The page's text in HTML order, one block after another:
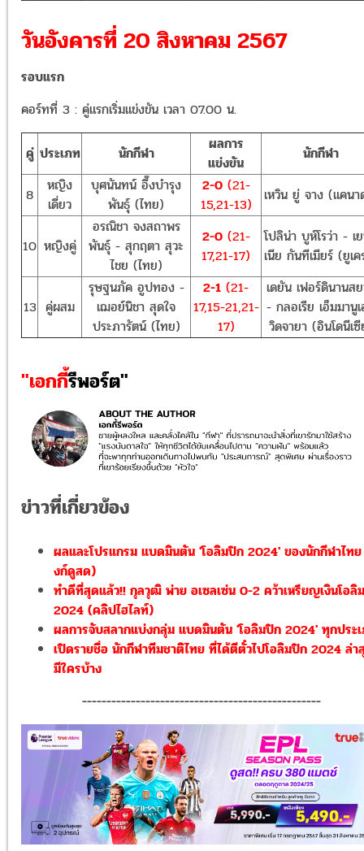
วันอังคารที่ 20 สิงหาคม 2567
รอบแรก
คอร์ทที่ 3 : คู่แรกเริ่มแข่งขัน เวลา 07.00 น.
คู่ ประเภท นักกีฬา
ผลการ
แข่งขัน
นักกีฬา
8
หญิง
เดี่ยว
บุศนันทน์ อึ๊งบำรุง
พันธุ์ (ไทย)
2-0(21-
15,21-13)
เหวิน ยู่ จาง (แคนา
10 หญิงคู่
อรณิชา จงสถาพร
พันธุ์ - สุกฤตา สุวะ
ไชย (ไทย)
2-0(21-
17,21-17)
โปลิน่า บูห์โรว่า - เ
เนีย กันทีเมียร์ (ยูเ
13 คู่ผสม
รุษฐนภัค อูปทอง -
เฌอย์นิชา สุดใจ
ประภารัตน์ (ไทย)
2-1 (21-
17,15-21,21-
17)
เดยัน เฟอร์ดินานส
- กลอเรีย เอ็มมานู
วิดจายา (อินโดนีเ
"เอกกี้รีพอร์ต"
ข่าวที่เกี่ยวข้อง
ผลและโปรแกรม แบดมินตัน 'โอลิมปิก 2024' ของนักกีฬาไท
งก์ดูสด)
ทำดีที่สุดแล้ว!! กุลวุฒิ พ่าย อเซลเซ่น 0-2 คว้าเหรียญเงินโอลิ
2024 (คลิปไฮไลท์)
ผลการจับสลากแบ่งกลุ่ม แบดมินตัน 'โอลิมปิก 2024' ทุกประ
เปิดรายชื่อ นักกีฬาทีมชาติไทย ที่ได้ตีตั๋วไปโอลิมปิก 2024 ล่า
มีใครบ้าง
-------------------------------------------------